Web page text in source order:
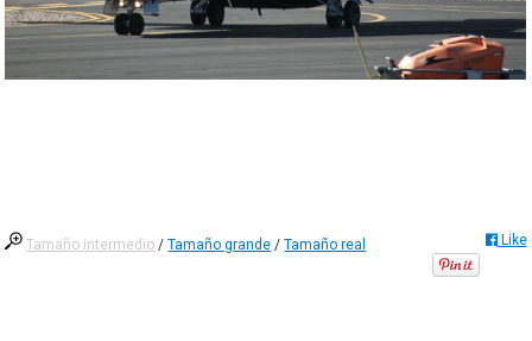
Tamaño intermedio /Tamaño grande /Tamaño real Like